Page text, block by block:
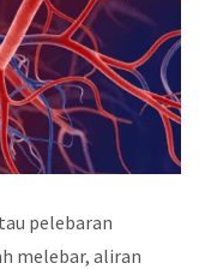
pelebaran
melebar, aliran